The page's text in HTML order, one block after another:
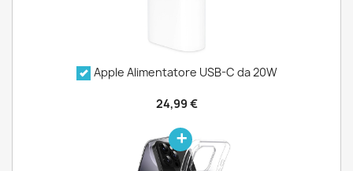
Apple Alimentatore USB-C da 20W
24,99 €